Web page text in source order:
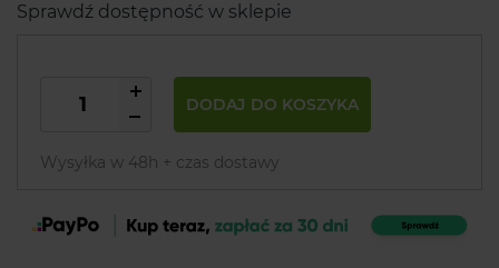
Sprawdź dostępność w sklepie
DODAJ DO KOSZYKA
Wysyłka w 48h + czas dostawy